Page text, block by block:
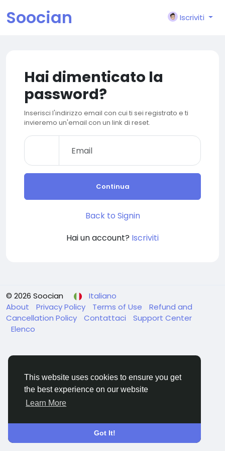
This website uses cookies to ensure you get
the best experience on our website
Learn More
Got It!
Soocian Iscriviti
Hai dimenticato la
password?
Inserisci l'indirizzo email con cui ti sei registrato e ti
invieremo un'email con un link di reset.
Continua
Back to Signin
Hai un account? Iscriviti
© 2026 Soocian
Italiano
About
Privacy Policy Terms of Use
Refund and
Cancellation Policy
Contattaci
Support Center
Elenco